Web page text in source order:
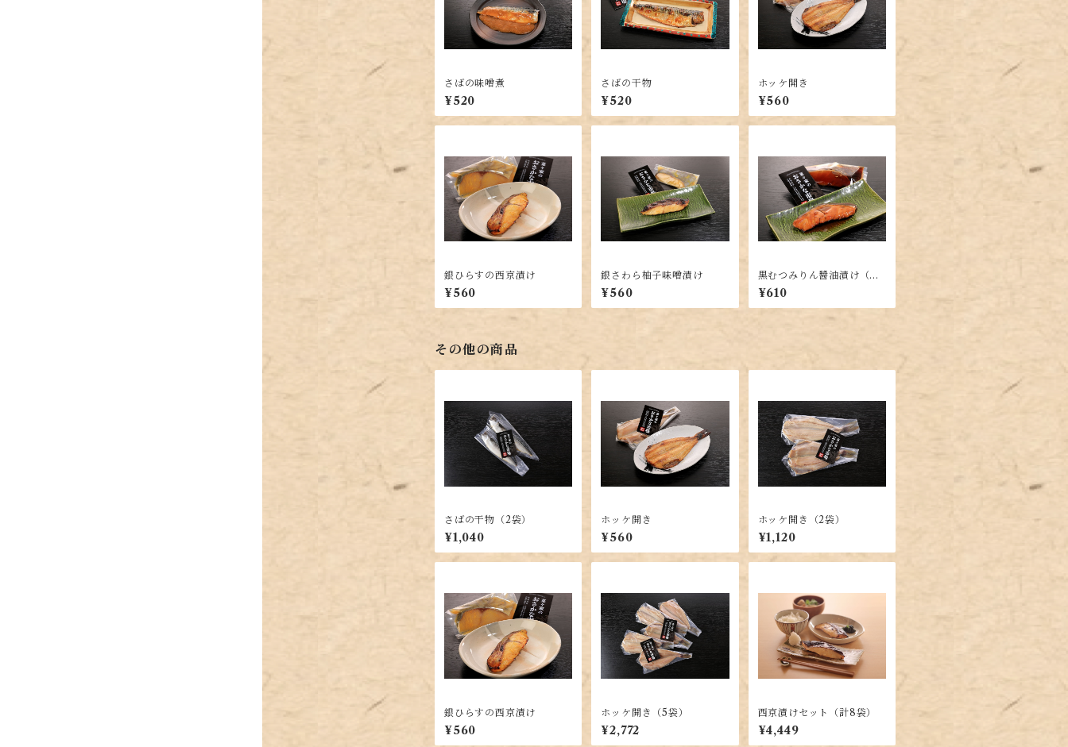
さばの味噌煮
¥520
さばの干物
¥520
ホッケ開き
¥560
銀ひらすの西京漬け
¥560
銀さわら柚子味噌漬け
¥560
黒むつみりん醬油漬け（煮
付け用）
¥610
その他の商品
さばの干物（2袋）
¥1,040
ホッケ開き
¥560
ホッケ開き（2袋）
¥1,120
銀ひらすの西京漬け
¥560
ホッケ開き（5袋）
¥2,772
西京漬けセット（計8袋）
¥4,449